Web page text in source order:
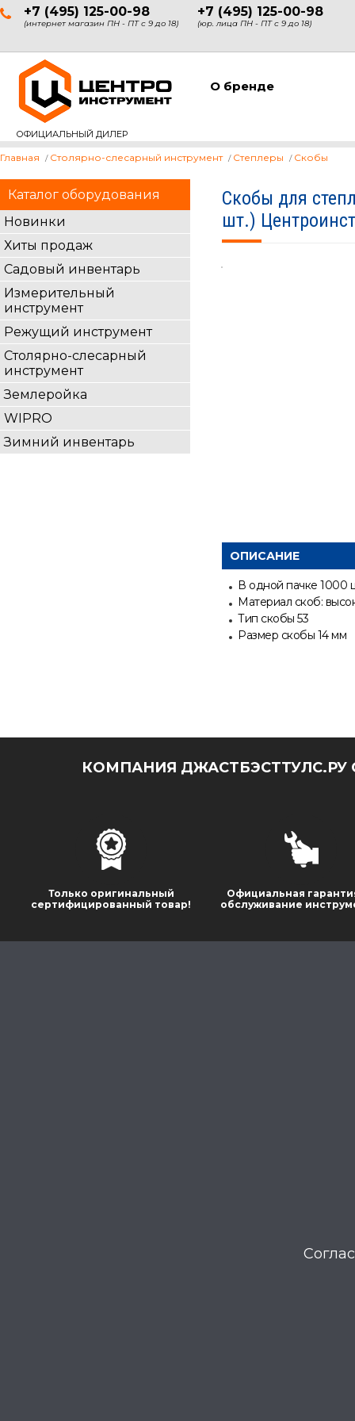
+7 (495) 125-00-98
(интернет магазин ПН - ПТ с 9 до 18)
+7 (495) 125-00-98
(юр. лица ПН - ПТ с 9 до 18)
ОФИЦИАЛЬНЫЙ ДИЛЕР
О бренде
Каталог оборудования
Новинки
Хиты продаж
Садовый инвентарь
Измерительный
инструмент
Режущий инструмент
Столярно-слесарный
инструмент
Землеройка
WIPRO
Зимний инвентарь
Главная Столярно-слесарный инструмент Степлеры Скобы
Скобы для
шт.)
ОПИСАНИЕ
В одной пачке 1000
Материал скоб:
Тип скобы 53
Размер скобы 14 мм
КОМПАНИЯ
Только оригинальный
сертифицированный товар!
Официальная
обслуживание